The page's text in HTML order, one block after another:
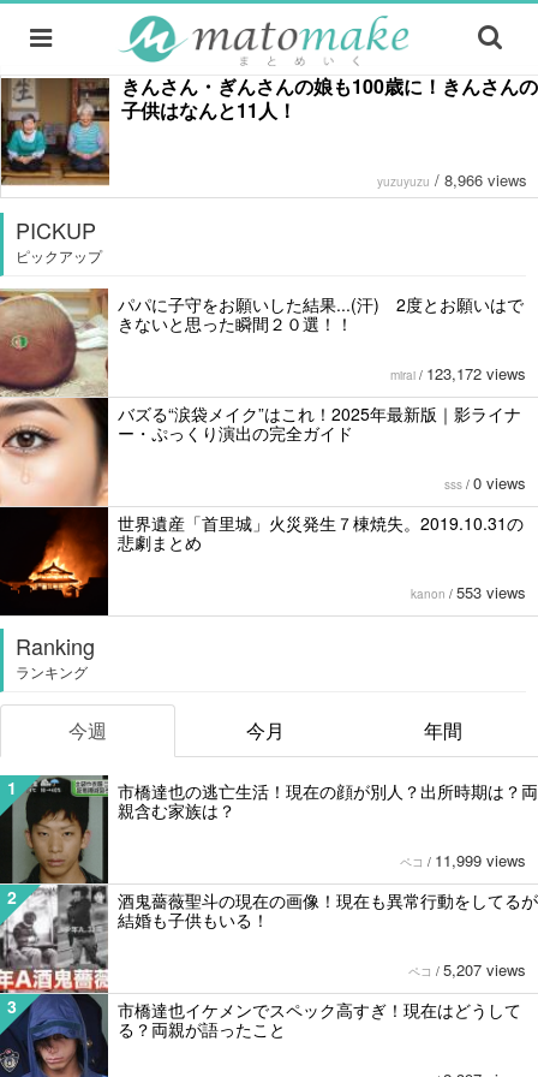
きんさん・ぎんさんの娘も100歳に！きんさんの
子供はなんと11人！
yuzuyuzu / 8,966 views
PICKUP
ピックアップ
パパに子守をお願いした結果...(汗) 2度とお願いはで
きないと思った瞬間２０選！！
mirai / 123,172 views
バズる“涙袋メイク”はこれ！2025年最新版｜影ライナ
ー・ぷっくり演出の完全ガイド
sss / 0 views
世界遺産「首里城」火災発生７棟焼失。2019.10.31の
悲劇まとめ
kanon / 553 views
Ranking
ランキング
今週 今月 年間
1
市橋達也の逃亡生活！現在の顔が別人？出所時期は？両
親含む家族は？
ペコ / 11,999 views
2
酒鬼薔薇聖斗の現在の画像！現在も異常行動をしてるが
結婚も子供もいる！
ペコ / 5,207 views
3
市橋達也イケメンでスペック高すぎ！現在はどうして
る？両親が語ったこと